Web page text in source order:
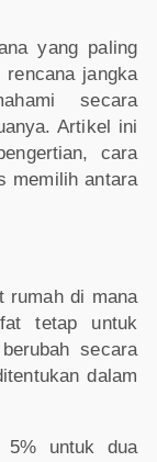
yang paling
rencana jangka
secara
Artikel ini
cara
memilih antara
rumah di mana
tetap untuk
secara
dalam
5% untuk dua